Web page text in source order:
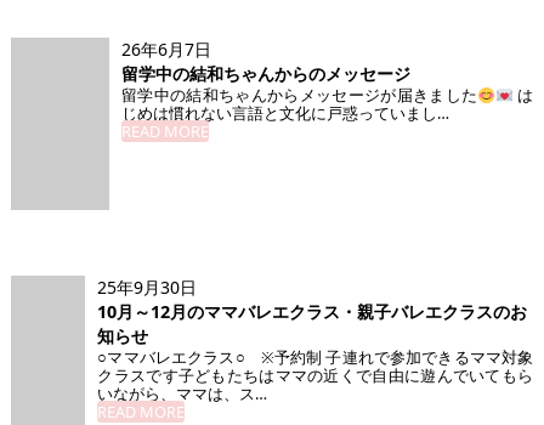
26年6月7日
留学中の結和ちゃんからのメッセージ
留学中の結和ちゃんからメッセージが届きました
は
じめは慣れない言語と文化に戸惑っていまし…
READ MORE
25年9月30日
10月～12月のママバレエクラス・親子バレエクラスのお
知らせ
○ママバレエクラス○ ※予約制 子連れで参加できるママ対象
クラスです子どもたちはママの近くで自由に遊んでいてもら
いながら、ママは、ス…
READ MORE